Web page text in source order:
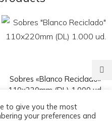
Sobres «Blanco Reciclado»
110x220mm (DL) 1.000 ud.
29,95€
to give you the most
your preferences and